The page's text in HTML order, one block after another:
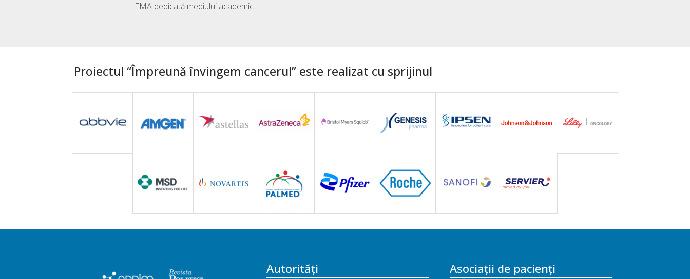
EMA dedicată mediului academic.
Proiectul “Împreună învingem cancerul” este realizat cu sprijinul
Autorități Asociații de pacienți